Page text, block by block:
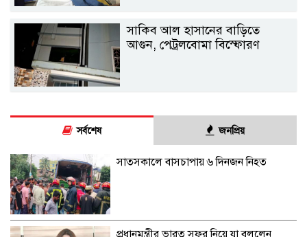
সাকিব আল হাসানের বাড়িতে
আগুন, পেট্রলবোমা বিস্ফোরণ
সর্বশেষ জনপ্রিয়
সাতসকালে বাসচাপায় ৬ দিনজন নিহত
প্রধানমন্ত্রীর ভারত সফর নিয়ে যা বললেন